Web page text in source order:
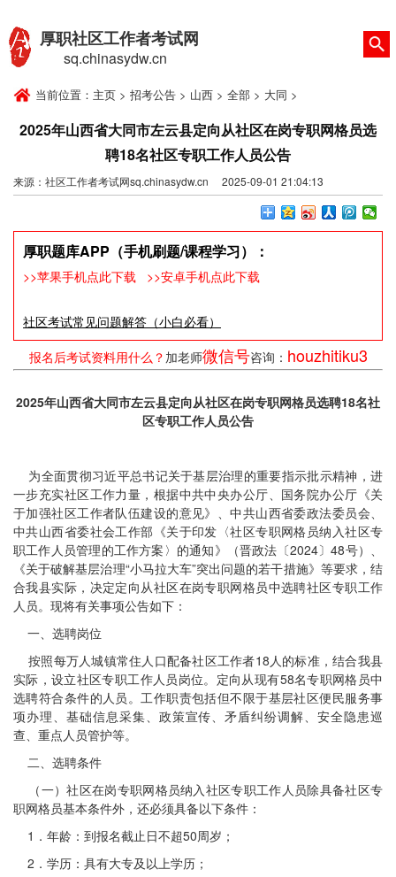
厚职社区工作者考试网
sq.chinasydw.cn
当前位置： 主页 > 招考公告 > 山西 > 全部 > 大同 >
2025年山西省大同市左云县定向从社区在岗专职网格员选
聘18名社区专职工作人员公告
来源：社区工作者考试网sq.chinasydw.cn 2025-09-01 21:04:13
厚职题库APP（手机刷题/课程学习）：
>>苹果手机点此下载 >>安卓手机点此下载
社区考试常见问题解答（小白必看）
报名后考试资料用什么？ 加老师微信号咨询： houzhitiku3
2025年山西省大同市左云县定向从社区在岗专职网格员选聘18名社
区专职工作人员公告
为全面贯彻习近平总书记关于基层治理的重要指示批示精神，进
一步充实社区工作力量，根据中共中央办公厅、国务院办公厅《关
于加强社区工作者队伍建设的意见》、中共山西省委政法委员会、
中共山西省委社会工作部《关于印发〈社区专职网格员纳入社区专
职工作人员管理的工作方案〉的通知》（晋政法〔2024〕48号）、
《关于破解基层治理“小马拉大车”突出问题的若干措施》等要求，结
合我县实际，决定定向从社区在岗专职网格员中选聘社区专职工作
人员。现将有关事项公告如下：
一、选聘岗位
按照每万人城镇常住人口配备社区工作者18人的标准，结合我县
实际，设立社区专职工作人员岗位。定向从现有58名专职网格员中
选聘符合条件的人员。工作职责包括但不限于基层社区便民服务事
项办理、基础信息采集、政策宣传、矛盾纠纷调解、安全隐患巡
查、重点人员管护等。
二、选聘条件
（一）社区在岗专职网格员纳入社区专职工作人员除具备社区专
职网格员基本条件外，还必须具备以下条件：
1．年龄：到报名截止日不超50周岁；
2．学历：具有大专及以上学历；